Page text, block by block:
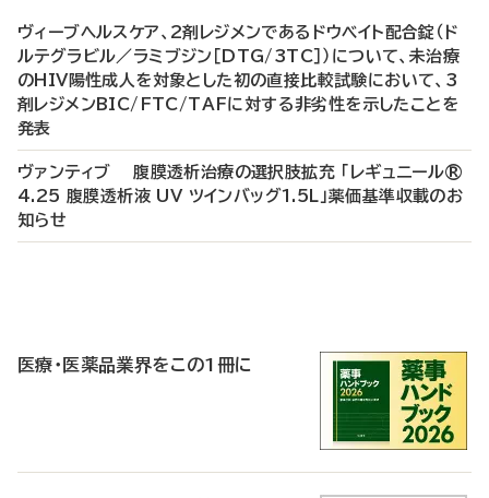
ヴィーブヘルスケア、2剤レジメンであるドウベイト配合錠（ド
ルテグラビル／ラミブジン［DTG/3TC］）について、未治療
のHIV陽性成人を対象とした初の直接比較試験において、3
剤レジメンBIC/FTC/TAFに対する非劣性を示したことを
発表
ヴァンティブ 腹膜透析治療の選択肢拡充 「レギュニール®
4.25 腹膜透析液 UV ツインバッグ1.5L」薬価基準収載のお
知らせ
医療・医薬品業界をこの1冊に